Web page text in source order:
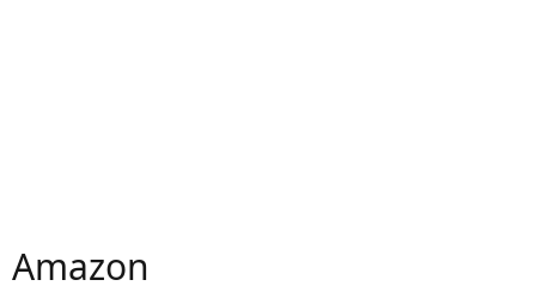
Amazon